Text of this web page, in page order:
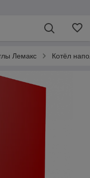
Лемакс Котёл